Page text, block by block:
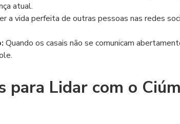
atual.
a vida perfeita de outras pessoas nas redes
Quando os casais não se comunicam
para Lidar com o